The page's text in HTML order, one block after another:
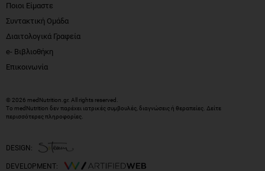
Ποιοι Είμαστε
Συντακτική Ομάδα
Διαιτολογικά Γραφεία
e- Βιβλιοθήκη
Επικοινωνία
© 2026 medNutrition.gr. All rights reserved.
Το medNutrition δεν παρέχει ιατρικές συμβουλές, διαγνώσεις ή θεραπείες. Δείτε
περισσότερες πληροφορίες
DESIGN:
DEVELOPMENT: